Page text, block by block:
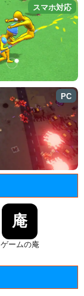
スマホ対応
PC
庵
ゲームの庵